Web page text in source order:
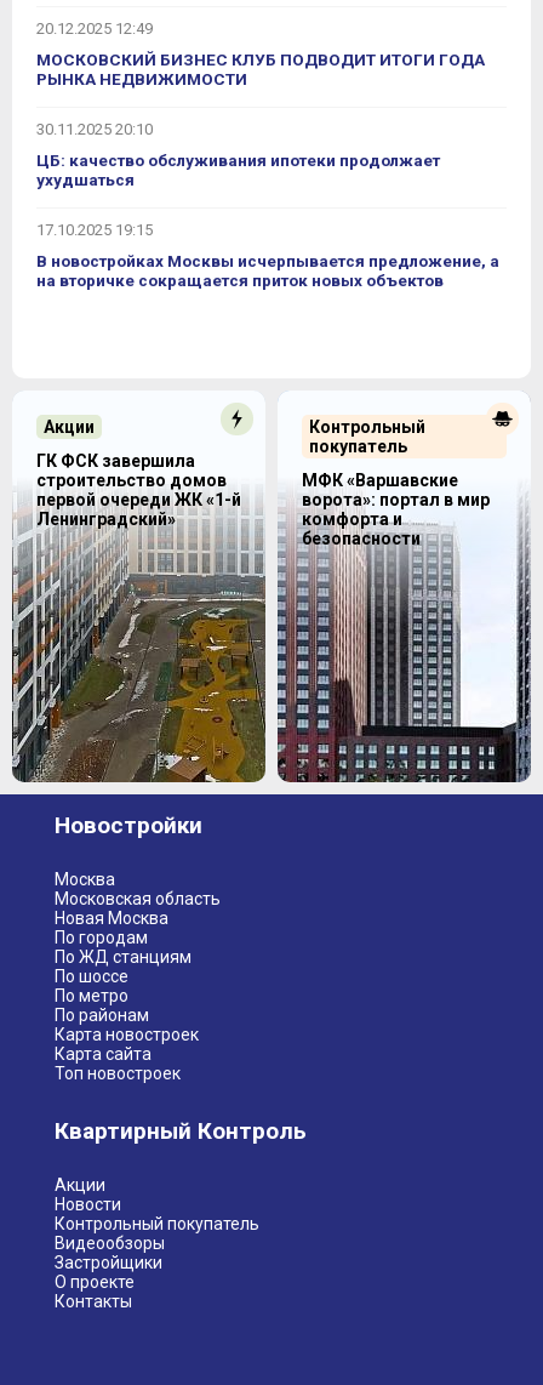
20.12.2025 12:49
МОСКОВСКИЙ БИЗНЕС КЛУБ ПОДВОДИТ ИТОГИ ГОДА
РЫНКА НЕДВИЖИМОСТИ
30.11.2025 20:10
ЦБ: качество обслуживания ипотеки продолжает
ухудшаться
17.10.2025 19:15
В новостройках Москвы исчерпывается предложение, а
на вторичке сокращается приток новых объектов
Контрольный
покупатель
МФК «Варшавские
ворота»: портал в мир
комфорта и
безопасности
Акции
ГК ФСК завершила
строительство домов
первой очереди ЖК «1-й
Ленинградский»
Новостройки
Москва
Московская область
Новая Москва
По городам
По ЖД станциям
По шоссе
По метро
По районам
Карта новостроек
Карта сайта
Топ новостроек
Квартирный Контроль
Акции
Новости
Контрольный покупатель
Видеообзоры
Застройщики
О проекте
Контакты